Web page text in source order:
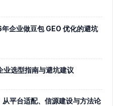
企业做豆包 GEO 优化的避坑
选型指南与避坑建议
平台适配、信源建设与方法论